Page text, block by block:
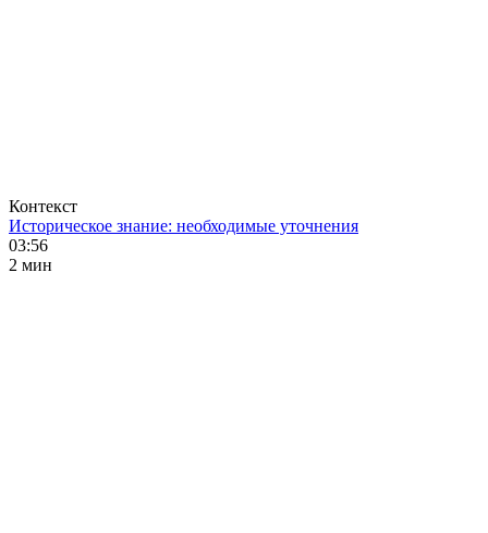
Контекст
Историческое знание: необходимые уточнения
03:56
2 мин